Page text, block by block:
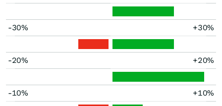
-30% +30%
-20% +20%
-10% +10%